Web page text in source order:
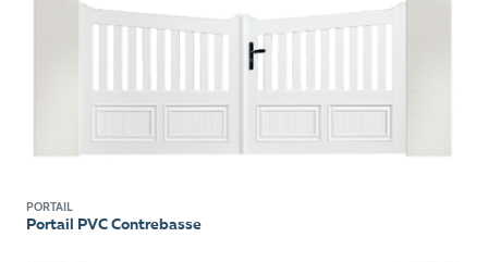
PORTAIL
Portail PVC Contrebasse